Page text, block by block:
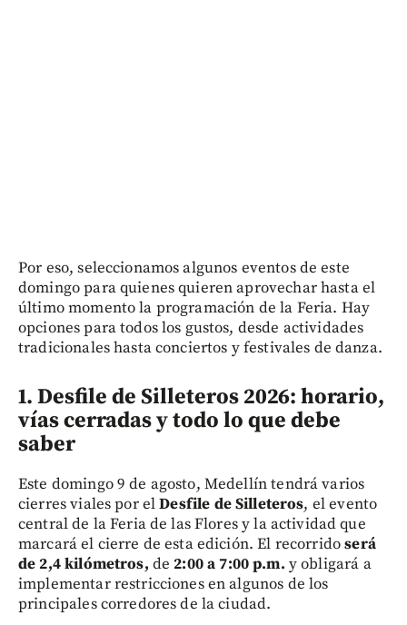
Por eso, seleccionamos algunos eventos de este
domingo para quienes quieren aprovechar hasta el
último momento la programación de la Feria. Hay
opciones para todos los gustos, desde actividades
tradicionales hasta conciertos y festivales de danza.
1. Desfile de Silleteros 2026: horario,
vías cerradas y todo lo que debe
saber
Este domingo 9 de agosto, Medellín tendrá varios
cierres viales por elDesfile de Silleteros, el evento
central de la Feria de las Flores y la actividad que
marcará el cierre de esta edición. El recorridoserá
de 2,4 kilómetros, de2:00 a 7:00 p.m. y obligará a
implementar restricciones en algunos de los
principales corredores de la ciudad.